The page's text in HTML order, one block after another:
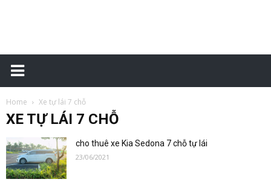
Xe
Home Xe tự lái 7 chỗ
XE TỰ LÁI 7 CHỖ
cho thuê xe Kia Sedona 7 chỗ tự lái
23/06/2021